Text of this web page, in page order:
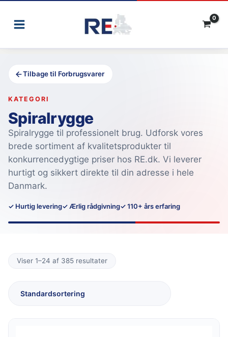
Tilbage til Forbrugsvarer
KATEGORI
Spiralrygge
Spiralrygge til professionelt brug. Udforsk vores
brede sortiment af kvalitetsprodukter til
konkurrencedygtige priser hos RE.dk. Vi leverer
hurtigt og sikkert direkte til din adresse i hele
Danmark.
✓ Hurtig levering✓ Ærlig rådgivning✓ 110+ års erfaring
Viser 1–24 af 385 resultater